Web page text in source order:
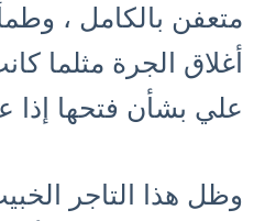
متعفن بالكامل ،
أغلاق الجرة مثلما
علي بشأن فتحها إذا
وظل هذا التاجر